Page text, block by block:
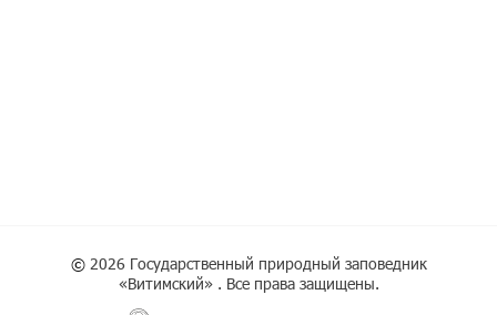
©2026 Государственный природный заповедник
«Витимский» . Все права защищены.